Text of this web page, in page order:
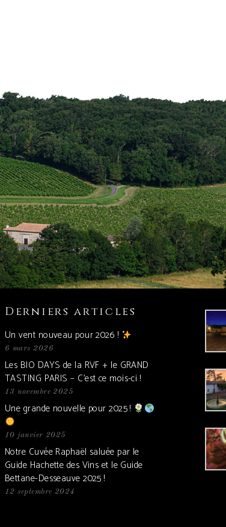
Derniers articles
Un vent nouveau pour 2026 !
6 mars 2026
Les BIO DAYS de la RVF + le GRAND
TASTING PARIS – C’est ce mois-ci !
13 novembre 2025
Une grande nouvelle pour 2025 !
10 janvier 2025
Notre Cuvée Raphaël saluée par le
Guide Hachette des Vins et le Guide
Bettane-Desseauve 2025 !
12 septembre 2024